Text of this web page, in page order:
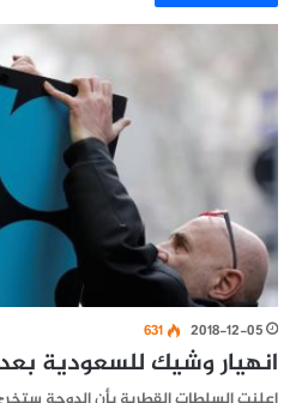
2018-12-05
631
انهيار وشيك للسعودية